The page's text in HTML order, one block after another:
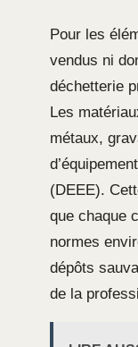
Pour les
vendus ni
déchetterie
Les
métaux,
(DEEE).
que chaque
normes
dépôts
de la